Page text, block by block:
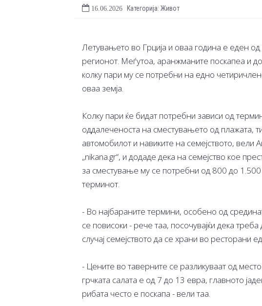
16.06.2026 Категорија: Живот
Летувањето во Грција и оваа година е еден од
регионот. Меѓутоа, аранжманите поскапеа и
колку пари му се потребни на едно
оваа земја.
Колку пари ќе бидат потребни зависи од
оддалеченоста на сместувањето од плажата,
автомобилот и навиките на семејството, вели
„nikana.gr“, и додаде дека на семејство кое
за сместување му се потребни од 800 до 1.500
терминот.
- Во најбараните термини, особено од
се повисоки - рече таа, посочувајќи дека
случај семејството да се храни во ресторани
- Цените во таверните се разликуваат од
грчката салата е од 7 до 13 евра, главното
рибата често е поскапа - вели таа.